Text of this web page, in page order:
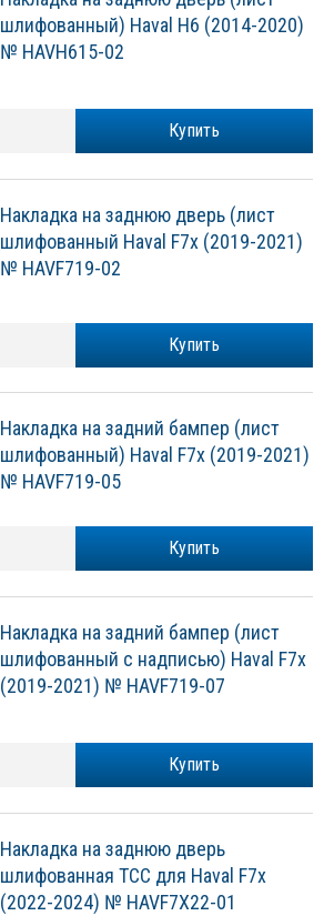
шлифованный) Haval H6 (2014-2020)
№ HAVH615-02
Купить
Накладка на заднюю дверь (лист
шлифованный Haval F7x (2019-2021)
№ HAVF719-02
Купить
Накладка на задний бампер (лист
шлифованный) Haval F7x (2019-2021)
№ HAVF719-05
Купить
Накладка на задний бампер (лист
шлифованный с надписью) Haval F7x
(2019-2021) № HAVF719-07
Купить
Накладка на заднюю дверь
шлифованная ТСС для Haval F7x
(2022-2024) № HAVF7X22-01